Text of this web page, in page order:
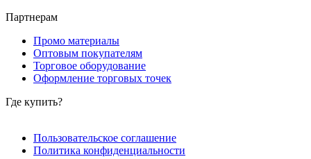
Партнерам
Промо материалы
Оптовым покупателям
Торговое оборудование
Оформление торговых точек
Где купить?
Пользовательское соглашение
Политика конфиденциальности